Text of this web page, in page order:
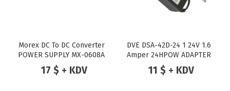
Morex DC To DC Converter
POWER SUPPLY MX-0608A
80W 12V DC MINI-ITX ATX
(DC Jack)
17 $ + KDV
DVE DSA-42D-24 1 24V 1.6
Amper 24HPOW ADAPTER
11 $ + KDV